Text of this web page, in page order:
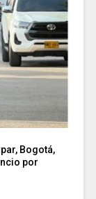
Bogotá,
por